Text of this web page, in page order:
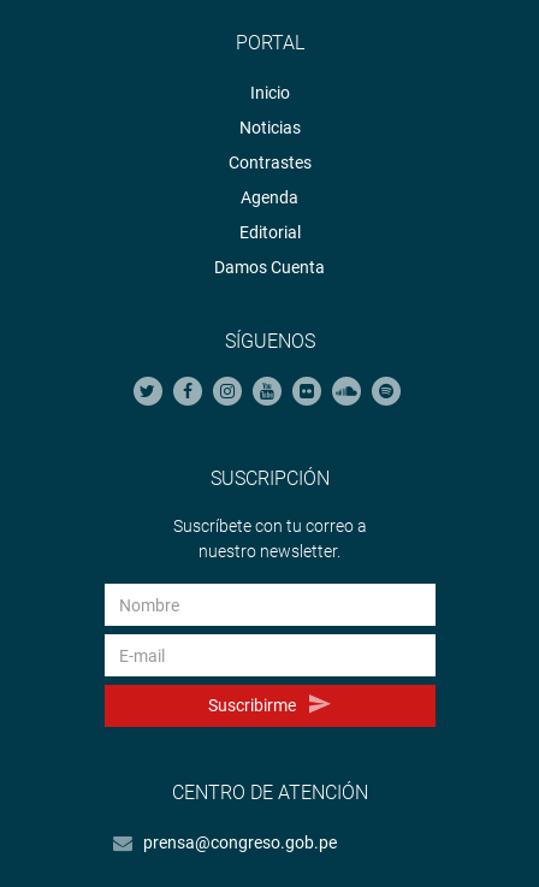
PORTAL
Inicio
Noticias
Contrastes
Agenda
Editorial
Damos Cuenta
SÍGUENOS
SUSCRIPCIÓN
Suscríbete con tu correo a
nuestro newsletter.
Suscribirme
CENTRO DE ATENCIÓN
prensa@congreso.gob.pe